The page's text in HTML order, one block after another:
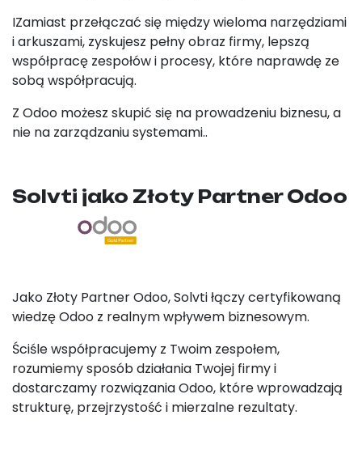
IZamiast przełączać się między wieloma narzędziami
i arkuszami, zyskujesz pełny obraz firmy, lepszą
współpracę zespołów i procesy, które naprawdę ze
sobą współpracują.
Z Odoo możesz skupić się na prowadzeniu biznesu, a
nie na zarządzaniu systemami..
Solvti jako Złoty Partner Odoo
Jako Złoty Partner Odoo, Solvti łączy certyfikowaną
wiedzę Odoo z realnym wpływem biznesowym.
Ściśle współpracujemy z Twoim zespołem,
rozumiemy sposób działania Twojej firmy i
dostarczamy rozwiązania Odoo, które wprowadzają
strukturę, przejrzystość i mierzalne rezultaty.